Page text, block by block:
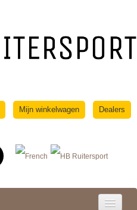
Mijn winkelwagen Dealers